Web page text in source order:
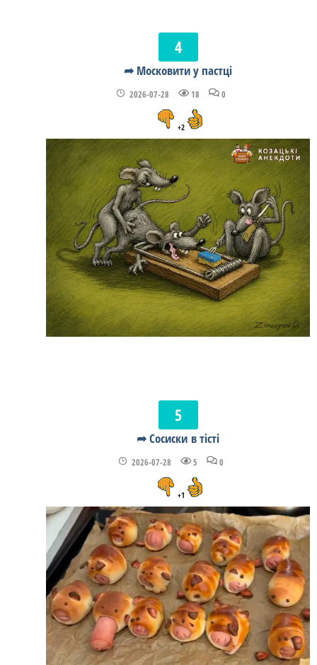
➦ Московити у пастці
2026-07-28 18 0
+2
➦ Сосиски в тісті
2026-07-28 5 0
+1